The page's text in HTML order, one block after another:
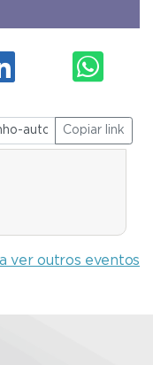
Copiar link
ver outros eventos